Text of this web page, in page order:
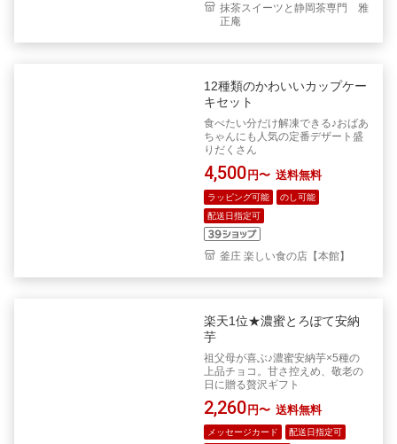
抹茶スイーツと静岡茶専門 雅
正庵
12種類のかわいいカップケー
キセット
食べたい分だけ解凍できる♪おばあ
ちゃんにも人気の定番デザート盛
りだくさん
4,500 円〜 送料無料
ラッピング可能
のし可能
配送日指定可
釜庄 楽しい食の店【本館】
楽天1位★濃蜜とろぽて安納
芋
祖父母が喜ぶ♪濃蜜安納芋×5種の
上品チョコ。甘さ控えめ、敬老の
日に贈る贅沢ギフト
2,260 円〜 送料無料
メッセージカード
配送日指定可